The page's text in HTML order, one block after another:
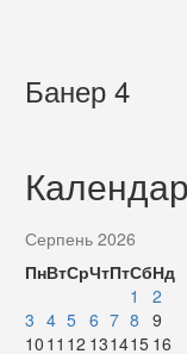
Банер 4
Серпень 2026
ПнВтСрЧтПтСбНд
1
2
3 4 5 6 7 8 9
10 11 12 131415 16